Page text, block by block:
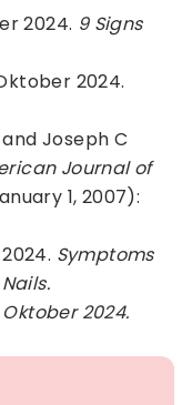
2024. 9 Signs
2024.
Joseph C
Journal of
1, 2007):
Symptoms
2024.